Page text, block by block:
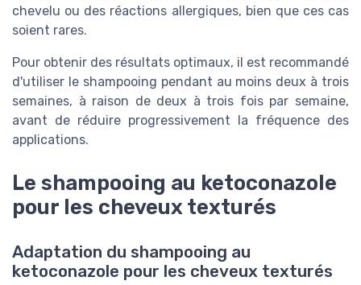
chevelu ou des réactions allergiques, bien que ces cas
soient rares.
Pour obtenir des résultats optimaux, il est recommandé
d'utiliser le shampooing pendant au moins deux à trois
semaines, à raison de deux à trois fois par semaine,
avant de réduire progressivement la fréquence des
applications.
Le shampooing au ketoconazole
pour les cheveux texturés
Adaptation du shampooing au
ketoconazole pour les cheveux texturés